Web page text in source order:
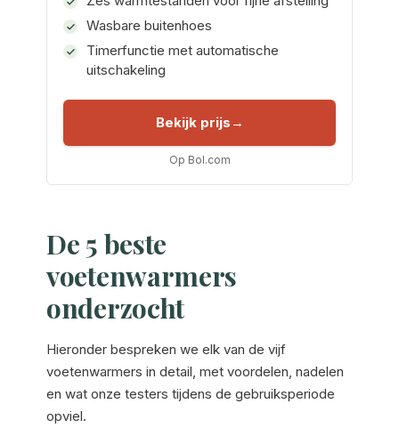
Wasbare buitenhoes
Timerfunctie met automatische
uitschakeling
Bekijk prijs
Op Bol.com
De 5 beste
voetenwarmers
onderzocht
Hieronder bespreken we elk van de vijf
voetenwarmers in detail, met voordelen, nadelen
en wat onze testers tijdens de gebruiksperiode
opviel.